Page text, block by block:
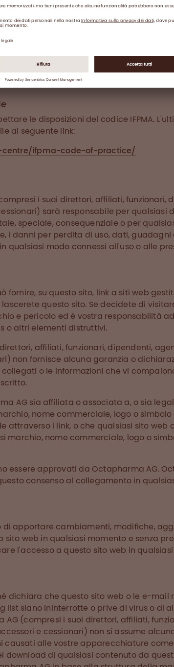
base del fatto che tutte le persone che
di valutare l'accuratezza del
su di esse interamente a proprio
direttori, affiliati, funzionari, dipendenti,
non si assume alcuna responsabilità
persona come risultato
altra informazione incorporata per
le disposizioni del codice IFPMA.
al seguente link:
centre/ifpma-code-of-practice/
i suoi direttori, affiliati, funzionari,
sarà responsabile per qualsiasi
speciale, consequenziale o per
i danni per perdita di uso, dati, guadagni
qualsiasi modo connessi all'uso o alle
fornire, su questo sito, link a siti web
questo sito. Se decidete di
e pericolo ed è vostra responsabilità
o altri elementi distruttivi.
affiliati, funzionari, dipendenti,
non fornisce alcuna garanzia o
o le informazioni che vi
AG sia affiliata o associata a, o sia
nome commerciale, logo o simbolo
attraverso i link, o che qualsiasi sito web
marchio, nome commerciale, logo o
essere approvati da Octapharma AG.
consenso al collegamento in
di apportare cambiamenti, modifiche,
sito web in qualsiasi momento e senza
l'accesso a questo sito web in
dichiara che questo sito web o le e-mail
list siano ininterrotte o prive di virus o di
(compresi i suoi direttori, affiliati,
e cessionari) non si assume
causati alle vostre apparecchiature
download di qualsiasi contenuto da